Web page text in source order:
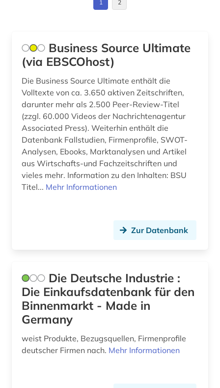
technik (2)
tochtergesellschaft (1)
unternehmen (12)
verkehr (1)
verwaltungswissenschaft (1)
vorkommen (1)
warenklassifikation (1)
wohnen (1)
wörterbuch (1)
zeitschrift (1)
zeitung (1)
1 2
Business Source Ultimate
(via EBSCOhost)
Die Business Source Ultimate enthält die
Volltexte von ca. 3.650 aktiven Zeitschriften,
darunter mehr als 2.500 Peer-Review-Titel
(zzgl. 60.000 Videos der Nachrichtenagentur
Associated Press). Weiterhin enthält die
Datenbank Fallstudien, Firmenprofile, SWOT-
Analysen, Ebooks, Marktanalysen und Artikel
aus Wirtschafts-und Fachzeitschriften und
vieles mehr. Information zu den Inhalten: BSU
Titel... Mehr Informationen
Zur Datenbank
Die Deutsche Industrie :
Die Einkaufsdatenbank für den
Binnenmarkt - Made in
Germany
weist Produkte, Bezugsquellen, Firmenprofile
deutscher Firmen nach. Mehr Informationen